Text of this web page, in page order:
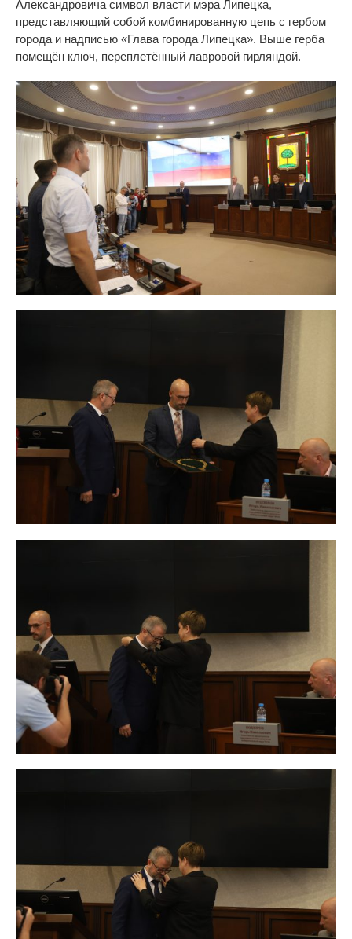
Александровича символ власти мэра Липецка,
представляющий собой комбинированную цепь с гербом
города и надписью «Глава города Липецка». Выше герба
помещён ключ, переплетённый лавровой гирляндой.